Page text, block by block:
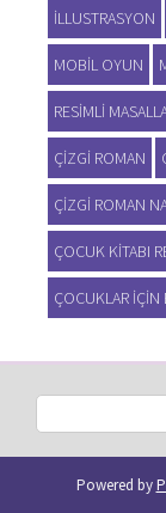
ILLUSTRASYON
MOBIL OYUN
RESIMLI
ÇIZGI ROMAN
ÇIZGI ROMAN
ÇOCUK KITABI
ÇOCUKLAR IÇIN
Powered by